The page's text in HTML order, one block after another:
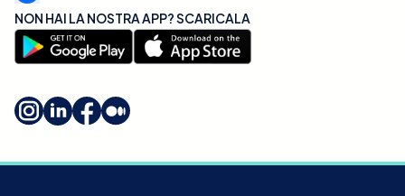
NON HAI LA NOSTRA APP? SCARICALA